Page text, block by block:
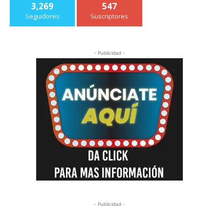
3,269
Seguidores
547
Suscriptores
- Publicidad -
- Publicidad -